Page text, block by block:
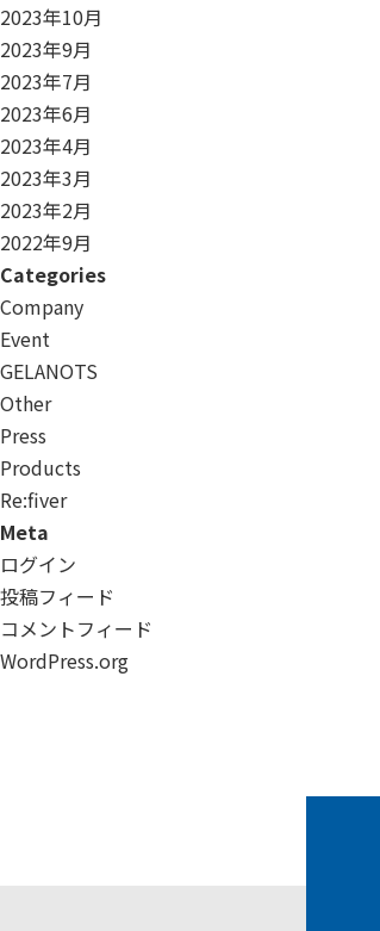
2023年10月
2023年9月
2023年7月
2023年6月
2023年4月
2023年3月
2023年2月
2022年9月
Categories
Company
Event
GELANOTS
Other
Press
Products
Re:ﬁver
Meta
ログイン
投稿フィード
コメントフィード
WordPress.org